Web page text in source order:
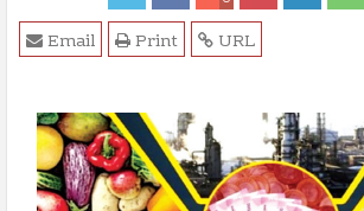
URL
Print
Email